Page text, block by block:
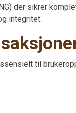
der sikrer
integritet.
til